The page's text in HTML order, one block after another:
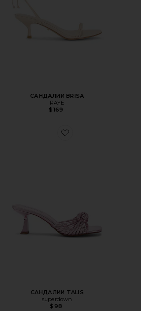
САНДАЛИИ BRISA
RAYE
$169
Favorite САНДАЛИИ TALIS
САНДАЛИИ TALIS
superdown
$98